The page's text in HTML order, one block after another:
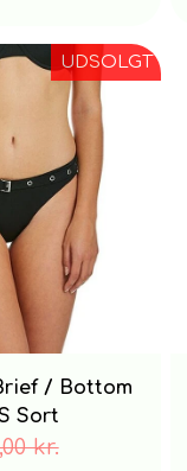
UDSOLGT
/ Bottom
Sort
kr.